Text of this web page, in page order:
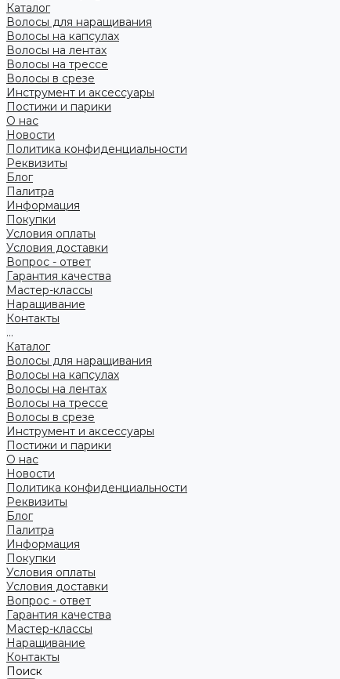
Каталог
Волосы для наращивания
Волосы на капсулах
Волосы на лентах
Волосы на трессе
Волосы в срезе
Инструмент и аксессуары
Постижи и парики
О нас
Новости
Политика конфиденциальности
Реквизиты
Блог
Палитра
Информация
Покупки
Условия оплаты
Условия доставки
Вопрос - ответ
Гарантия качества
Мастер-классы
Наращивание
Контакты
...
Каталог
Волосы для наращивания
Волосы на капсулах
Волосы на лентах
Волосы на трессе
Волосы в срезе
Инструмент и аксессуары
Постижи и парики
О нас
Новости
Политика конфиденциальности
Реквизиты
Блог
Палитра
Информация
Покупки
Условия оплаты
Условия доставки
Вопрос - ответ
Гарантия качества
Мастер-классы
Наращивание
Контакты
Поиск